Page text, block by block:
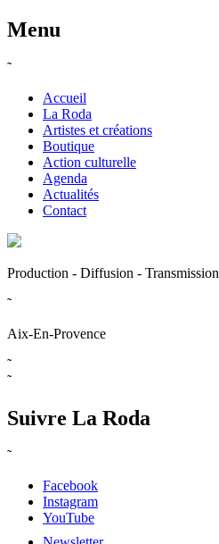
Menu
˜
Accueil
La Roda
Artistes et créations
Boutique
Action culturelle
Agenda
Actualités
Contact
Production - Diffusion - Transmission
˜
Aix-En-Provence
˜
˜
Suivre La Roda
˜
Facebook
Instagram
YouTube